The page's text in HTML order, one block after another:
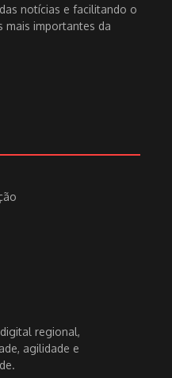
notícias e facilitando o
mais importantes da
regional,
agilidade e